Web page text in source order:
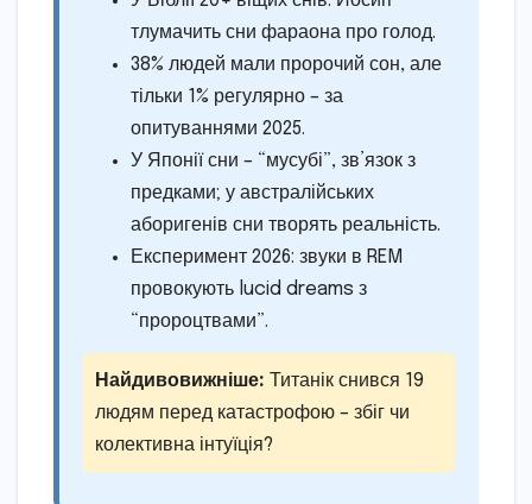
тлумачить сни фараона про голод.
38% людей мали пророчий сон, але
тільки 1% регулярно – за
опитуваннями 2025.
У Японії сни – “мусубі”, зв’язок з
предками; у австралійських
аборигенів сни творять реальність.
Експеримент 2026: звуки в REM
провокують lucid dreams з
“пророцтвами”.
Найдивовижніше: Титанік снився 19
людям перед катастрофою – збіг чи
колективна інтуїція?